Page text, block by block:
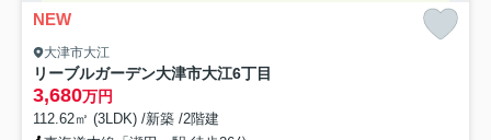
NEW
大津市大江
リーブルガーデン大津市大江6丁目
3,680万円
112.62㎡ (3LDK) /新築 /2階建